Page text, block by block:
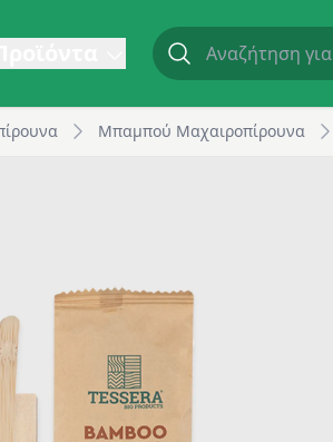
και χαρτοπετσέτα | GM Horeca
Μπαμπού Μαχαιροπίρουνα